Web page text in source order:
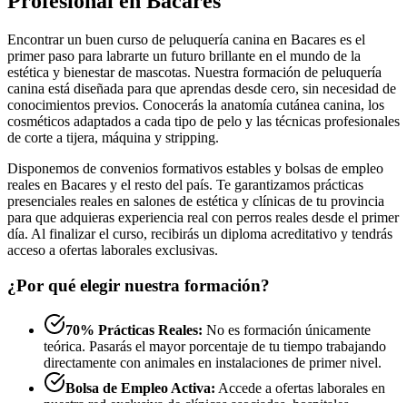
Encontrar un buen curso de peluquería canina en Bacares es el
primer paso para labrarte un futuro brillante en el mundo de la
estética y bienestar de mascotas. Nuestra formación de peluquería
canina está diseñada para que aprendas desde cero, sin necesidad de
conocimientos previos. Conocerás la anatomía cutánea canina, los
cosméticos adaptados a cada tipo de pelo y las técnicas profesionales
de corte a tijera, máquina y stripping.
Disponemos de convenios formativos estables y bolsas de empleo
reales en Bacares y el resto del país. Te garantizamos prácticas
presenciales reales en salones de estética y clínicas de tu provincia
para que adquieras experiencia real con perros reales desde el primer
día. Al finalizar el curso, recibirás un diploma acreditativo y tendrás
acceso a ofertas laborales exclusivas.
¿Por qué elegir nuestra formación?
70% Prácticas Reales: No es formación únicamente
teórica. Pasarás el mayor porcentaje de tu tiempo trabajando
directamente con animales en instalaciones de primer nivel.
Bolsa de Empleo Activa: Accede a ofertas laborales en